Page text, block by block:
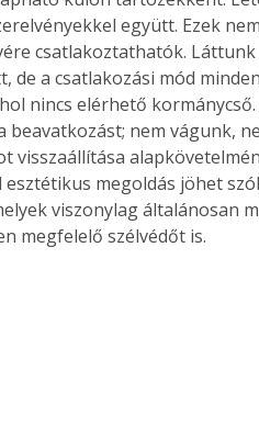
együtt. Ezek
csatlakoztathatók.
de a csatlakozási mód
nincs elérhető
beavatkozást; nem vágunk,
visszaállítása
megoldás jöhet
viszonylag általánosan
megfelelő szélvédőt is.